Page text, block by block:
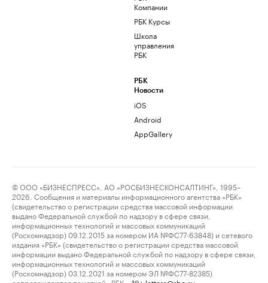
Компании
РБК Курсы
Школа
управления
РБК
РБК
Новости
iOS
Android
AppGallery
© ООО «БИЗНЕСПРЕСС», АО «РОСБИЗНЕСКОНСАЛТИНГ», 1995–
2026. Сообщения и материалы информационного агентства «РБК»
(свидетельство о регистрации средства массовой информации
выдано Федеральной службой по надзору в сфере связи,
информационных технологий и массовых коммуникаций
(Роскомнадзор) 09.12.2015 за номером ИА №ФС77-63848) и сетевого
издания «РБК» (свидетельство о регистрации средства массовой
информации выдано Федеральной службой по надзору в сфере связи,
информационных технологий и массовых коммуникаций
(Роскомнадзор) 03.12.2021 за номером ЭЛ №ФС77-82385)